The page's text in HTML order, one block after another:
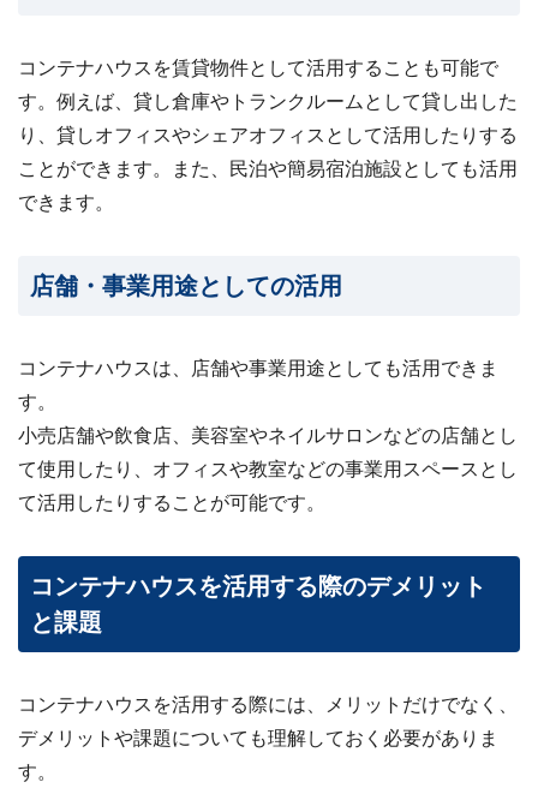
コンテナハウスを賃貸物件として活用することも可能で
す。例えば、貸し倉庫やトランクルームとして貸し出した
り、貸しオフィスやシェアオフィスとして活用したりする
ことができます。また、民泊や簡易宿泊施設としても活用
できます。
店舗・事業用途としての活用
コンテナハウスは、店舗や事業用途としても活用できま
す。
小売店舗や飲食店、美容室やネイルサロンなどの店舗とし
て使用したり、オフィスや教室などの事業用スペースとし
て活用したりすることが可能です。
コンテナハウスを活用する際のデメリット
と課題
コンテナハウスを活用する際には、メリットだけでなく、
デメリットや課題についても理解しておく必要がありま
す。